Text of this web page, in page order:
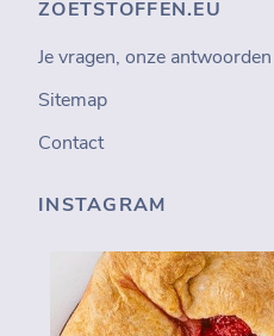
ZOETSTOFFEN.EU
Je vragen, onze antwoorden
Sitemap
Contact
INSTAGRAM